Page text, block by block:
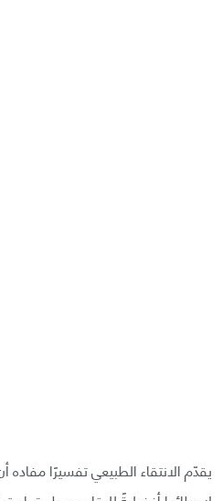
يقدّم الانتقاء الطبيعي تفسيرًا مفاده